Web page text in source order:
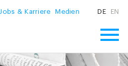
Jobs & Karriere Medien DE EN